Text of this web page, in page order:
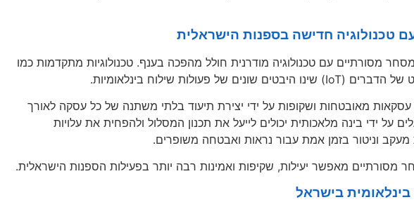
טכנולוגיה חדישה בספנות הישראלית
מסורתיים עם טכנולוגיה מודרנית חולל מהפכה בענף. טכנולוגיות מתקדמות כמו
עסקאות מאובטחות ושקופות על ידי יצירת תיעוד בלתי משתנה של כל עסקה לאורך
ידי בינה מלאכותית יכולים לייעל את תכנון המסלול ולהפחית את עלויות
מסורתיים מאפשר יעילות, שקיפות ואמינות רבה יותר בפעילות הספנות הישראלית.
בינלאומית בישראל